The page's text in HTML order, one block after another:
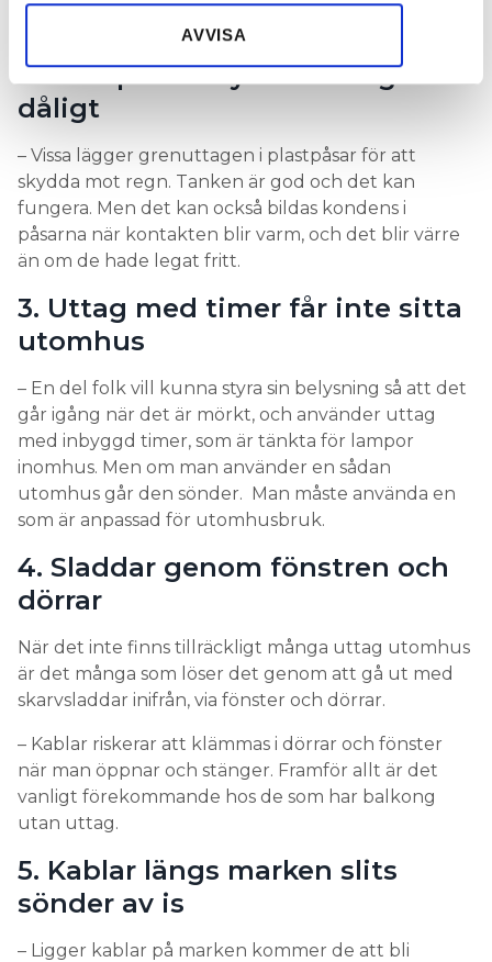
samlat in när du har använt deras tjänster.
AVVISA
varandra, säger Martin Appelgren.
2. Plastpåsar skyddar uttagen
dåligt
– Vissa lägger grenuttagen i plastpåsar för att
skydda mot regn. Tanken är god och det kan
fungera. Men det kan också bildas kondens i
påsarna när kontakten blir varm, och det blir värre
än om de hade legat fritt.
3. Uttag med timer får inte sitta
utomhus
– En del folk vill kunna styra sin belysning så att det
går igång när det är mörkt, och använder uttag
med inbyggd timer, som är tänkta för lampor
inomhus. Men om man använder en sådan
utomhus går den sönder. Man måste använda en
som är anpassad för utomhusbruk.
4. Sladdar genom fönstren och
dörrar
När det inte finns tillräckligt många uttag utomhus
är det många som löser det genom att gå ut med
skarvsladdar inifrån, via fönster och dörrar.
– Kablar riskerar att klämmas i dörrar och fönster
när man öppnar och stänger. Framför allt är det
vanligt förekommande hos de som har balkong
utan uttag.
5. Kablar längs marken slits
sönder av is
– Ligger kablar på marken kommer de att bli